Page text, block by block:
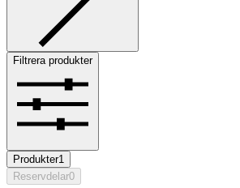
Filtrera produkter
Produkter1
Reservdelar0